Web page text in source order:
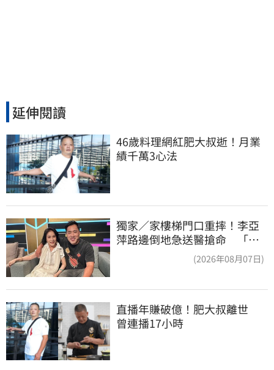
延伸閱讀
46歲料理網紅肥大叔逝！月業
績千萬3心法
獨家／家樓梯門口重摔！李亞
萍路邊倒地急送醫搶命 「最
(2026年08月07日)
直播年賺破億！肥大叔離世
曾連播17小時